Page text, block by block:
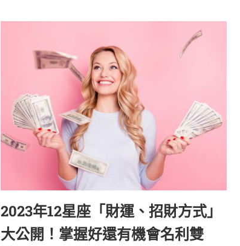
2023年12星座「財運、招財方式」
大公開！掌握好還有機會名利雙